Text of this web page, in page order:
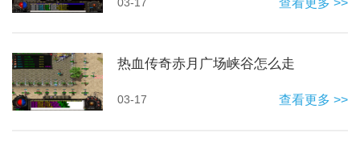
热血传奇赤月广场峡谷怎么走
03-17 查看更多 >>